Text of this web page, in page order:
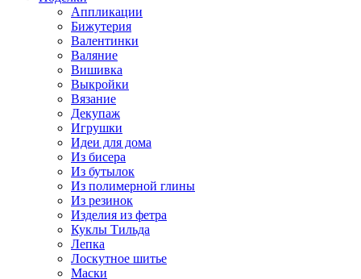
Аппликации
Бижутерия
Валентинки
Валяние
Вишивка
Выкройки
Вязание
Декупаж
Игрушки
Идеи для дома
Из бисера
Из бутылок
Из полимерной глины
Из резинок
Изделия из фетра
Куклы Тильда
Лепка
Лоскутное шитье
Маски